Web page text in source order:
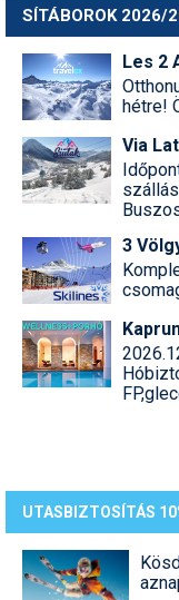
SÍTÁBOROK 2026/
Les 2
hétre!
Via
3
UTASBIZTOSÍTÁS